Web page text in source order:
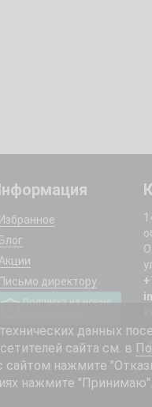
Избранное
Блог
Акции
Письмо директору
Подписка на новые
данных
сайта см. в
сайтом нажмите
нажмите "Принимаю".